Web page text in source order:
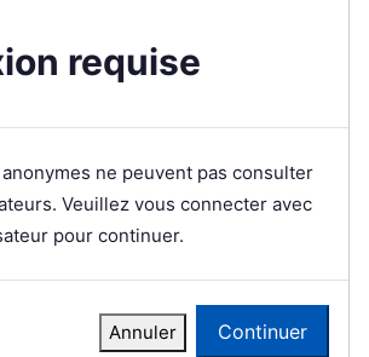
requise
ne peuvent pas consulter
Veuillez vous connecter avec
pour continuer.
Annuler Continuer